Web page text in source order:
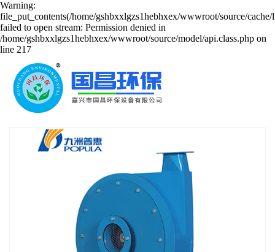
Warning:
file_put_contents(/home/gshbxxlgzs1hebhxex/wwwroot/source/cache/
failed to open stream: Permission denied in
/home/gshbxxlgzs1hebhxex/wwwroot/source/model/api.class.php on
line 217
2JZ双级高压离心式鼓风机